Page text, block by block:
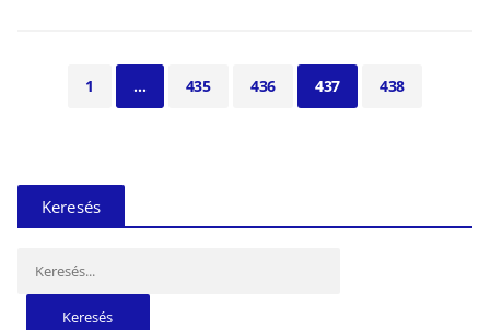
1 … 435 436 437 438
Keresés